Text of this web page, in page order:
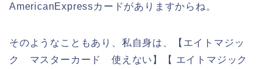
AmericanExpressカードがありますからね。
そのようなこともあり、私自身は、【エイトマジッ
ク マスターカード 使えない】【 エイトマジック